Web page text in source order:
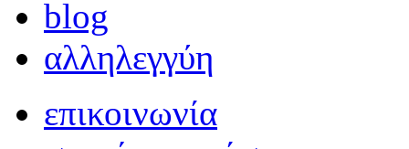
blog
αλληλεγγύη
επικοινωνία